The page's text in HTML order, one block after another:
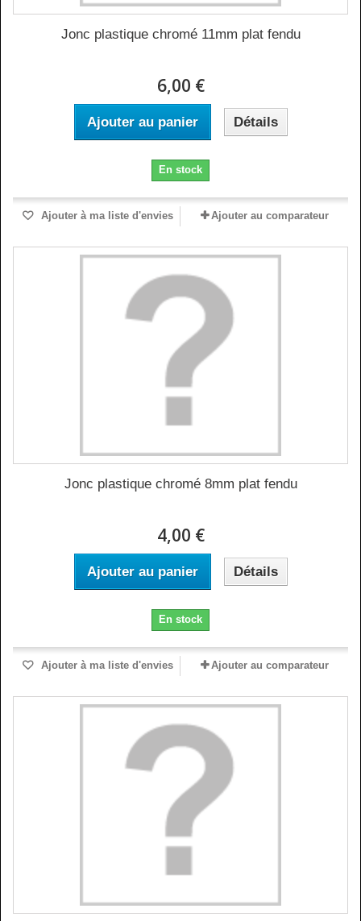
Jonc plastique chromé 11mm plat fendu
6,00 €
Ajouter au panier Détails
En stock
Ajouter à ma liste d'envies Ajouter au comparateur
Jonc plastique chromé 8mm plat fendu
4,00 €
Ajouter au panier Détails
En stock
Ajouter à ma liste d'envies Ajouter au comparateur